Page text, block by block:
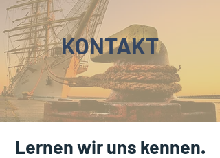
KONTAKT
Lernen wir uns kennen.